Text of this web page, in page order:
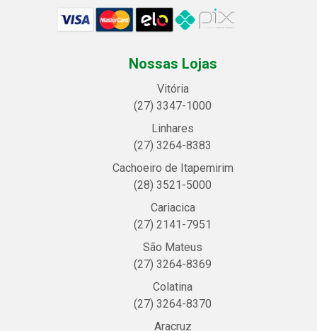
Nossas Lojas
Vitória
(27) 3347-1000
Linhares
(27) 3264-8383
Cachoeiro de Itapemirim
(28) 3521-5000
Cariacica
(27) 2141-7951
São Mateus
(27) 3264-8369
Colatina
(27) 3264-8370
Aracruz